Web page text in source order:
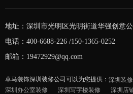
地址：深圳市光明区光明街道华强创意
电话：400-6688-226 /150-1365-0252
邮箱：19472929@qq.com
卓马装饰深圳装修公司可以为您提供： 深圳装
深圳办公室装修
深圳写字楼装修 深圳店